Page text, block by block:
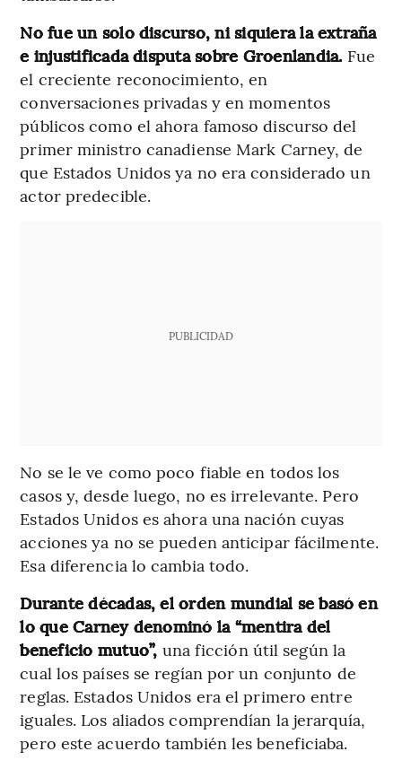
No fue un solo discurso, ni siquiera la extraña
e injustificada disputa sobre Groenlandia. Fue
el creciente reconocimiento, en
conversaciones privadas y en momentos
públicos como el ahora famoso discurso del
primer ministro canadiense Mark Carney, de
que Estados Unidos ya no era considerado un
actor predecible.
PUBLICIDAD
No se le ve como poco fiable en todos los
casos y, desde luego, no es irrelevante. Pero
Estados Unidos es ahora una nación cuyas
acciones ya no se pueden anticipar fácilmente.
Esa diferencia lo cambia todo.
Durante décadas, el orden mundial se basó en
lo que Carney denominó la “mentira del
beneficio mutuo”, una ficción útil según la
cual los países se regían por un conjunto de
reglas. Estados Unidos era el primero entre
iguales. Los aliados comprendían la jerarquía,
pero este acuerdo también les beneficiaba.